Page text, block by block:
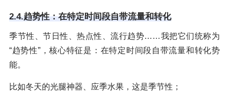
2.4.趋势性：在特定时间段自带流量和转化
季节性、节日性、热点性、流行趋势……我把它们统称为
“趋势性”，核心特征是：在特定时间段自带流量和转化势
能。
比如冬天的光腿神器、应季水果，这是季节性；